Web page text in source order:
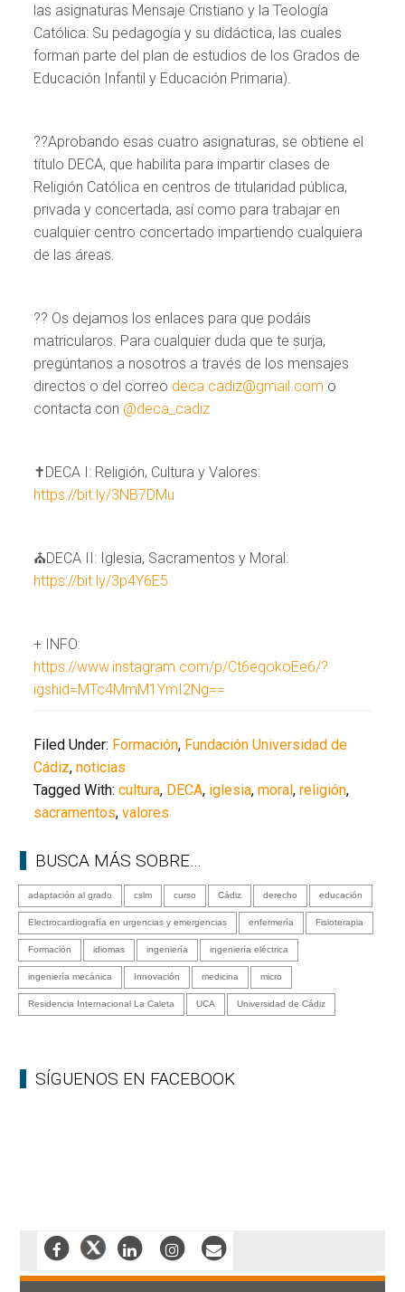
las asignaturas Mensaje Cristiano y la Teología
Católica: Su pedagogía y su didáctica, las cuales
forman parte del plan de estudios de los Grados de
Educación Infantil y Educación Primaria).
?‍?Aprobando esas cuatro asignaturas, se obtiene el
título DECA, que habilita para impartir clases de
Religión Católica en centros de titularidad pública,
privada y concertada, así como para trabajar en
cualquier centro concertado impartiendo cualquiera
de las áreas.
?? Os dejamos los enlaces para que podáis
matricularos. Para cualquier duda que te surja,
pregúntanos a nosotros a través de los mensajes
directos o del correo deca.cadiz@gmail.com o
contacta con @deca_cadiz
✝️DECA I: Religión, Cultura y Valores:
https://bit.ly/3NB7DMu
⛪️DECA II: Iglesia, Sacramentos y Moral:
https://bit.ly/3p4Y6E5
+ INFO:
https://www.instagram.com/p/Ct6eqokoEe6/?
igshid=MTc4MmM1YmI2Ng==
Filed Under: Formación, Fundación Universidad de
Cádiz,noticias
Tagged With:cultura, DECA, iglesia,moral,religión,
sacramentos,valores
BUSCA MÁS SOBRE…
adaptación al grado cslm curso Cádiz derecho educación
Electrocardiografía en urgencias y emergencias enfermería Fisioterapia
Formación idiomas ingeniería ingeniería eléctrica
ingeniería mecánica Innovación medicina micro
Residencia Internacional La Caleta UCA Universidad de Cádiz
SÍGUENOS EN FACEBOOK